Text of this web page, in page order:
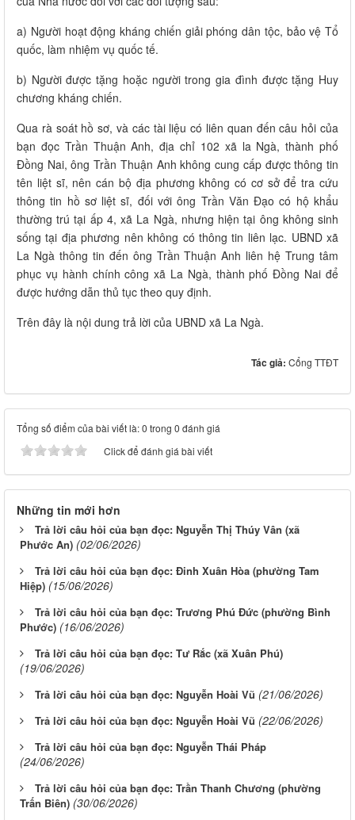
a) Người hoạt động kháng chiến giải phóng dân tộc, bảo vệ Tổ
quốc, làm nhiệm vụ quốc tế.
b) Người được tặng hoặc người trong gia đình được tặng Huy
chương kháng chiến.
Qua rà soát hồ sơ, và các tài liệu có liên quan đến câu hỏi của
bạn đọc Trần Thuận Anh, địa chỉ 102 xã la Ngà, thành phố
Đồng Nai, ông Trần Thuận Anh không cung cấp được thông tin
tên liệt sĩ, nên cán bộ địa phương không có cơ sở để tra cứu
thông tin hồ sơ liệt sĩ, đối với ông Trần Văn Đạo có hộ khẩu
thường trú tại ấp 4, xã La Ngà, nhưng hiện tại ông không sinh
sống tại địa phương nên không có thông tin liên lạc. UBND xã
La Ngà thông tin đến ông Trần Thuận Anh liên hệ Trung tâm
phục vụ hành chính công xã La Ngà, thành phố Đồng Nai để
được hướng dẫn thủ tục theo quy định.
Trên đây là nội dung trả lời của UBND xã La Ngà.
Tác giả: Cổng TTĐT
Tổng số điểm của bài viết là: 0 trong 0 đánh giá
Click để đánh giá bài viết
Những tin mới hơn
Trả lời câu hỏi của bạn đọc: Nguyễn Thị Thúy Vân (xã
Phước An) (02/06/2026)
Trả lời câu hỏi của bạn đọc: Đinh Xuân Hòa (phường Tam
Hiệp) (15/06/2026)
Trả lời câu hỏi của bạn đọc: Trương Phú Đức (phường Bình
Phước) (16/06/2026)
Trả lời câu hỏi của bạn đọc: Tư Rắc (xã Xuân Phú)
(19/06/2026)
Trả lời câu hỏi của bạn đọc: Nguyễn Hoài Vũ (21/06/2026)
Trả lời câu hỏi của bạn đọc: Nguyễn Hoài Vũ (22/06/2026)
Trả lời câu hỏi của bạn đọc: Nguyễn Thái Pháp
(24/06/2026)
Trả lời câu hỏi của bạn đọc: Trần Thanh Chương (phường
Trấn Biên) (30/06/2026)